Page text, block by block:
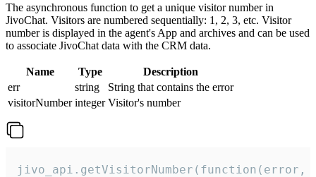
The asynchronous function to get a unique visitor number in
JivoChat. Visitors are numbered sequentially: 1, 2, 3, etc. Visitor
number is displayed in the agent's App and archives and can be used
to associate JivoChat data with the CRM data.
Name Type
Description
err
string
String that contains the error
visitorNumber integer Visitor's number
jivo_api.getVisitorNumber(function(error,